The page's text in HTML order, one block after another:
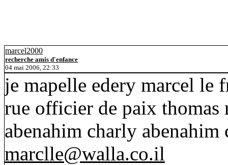
marcel2000
recherche amis d'enfance
04 mai 2006, 22:33
je mapelle edery marcel le
rue officier de paix thomas
abenahim charly
marclle@walla.co.il